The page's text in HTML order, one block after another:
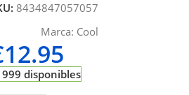
8434847057057
Marca: Cool
12.95
999 disponibles